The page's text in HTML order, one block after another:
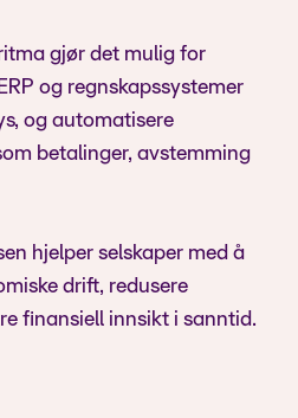
gjør det mulig for
og regnskapssystemer
og automatisere
betalinger, avstemming
hjelper selskaper med å
drift, redusere
finansiell innsikt i sanntid.